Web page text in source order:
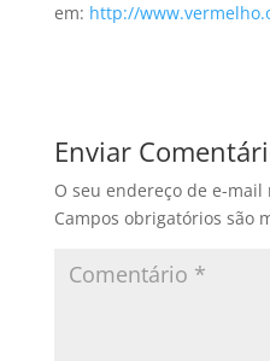
em: http://
Enviar
O seu endereço de e-
Campos obrigatórios são